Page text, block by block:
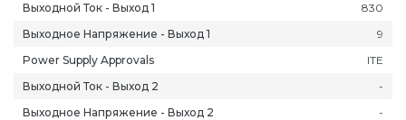
Выходной Ток - Выход 1
830
Выходное Напряжение - Выход 1
9
Power Supply Approvals
ITE
Выходной Ток - Выход 2
-
Выходное Напряжение - Выход 2
-